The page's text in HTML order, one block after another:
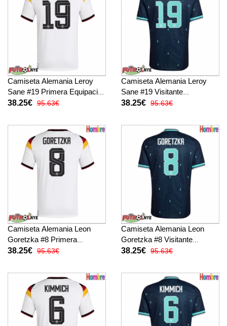
Camiseta Alemania Leroy
Sane #19 Primera Equipación
Mundial 2026 manga corta
38.25€ 95.63€
Camiseta Alemania Leroy
Sane #19 Visitante
Equipación Mundial 2026
38.25€ 95.63€
Camiseta Alemania Leon
Goretzka #8 Primera
Equipación Mundial 2026
38.25€ 95.63€
Camiseta Alemania Leon
Goretzka #8 Visitante
Equipación Mundial 2026
38.25€ 95.63€